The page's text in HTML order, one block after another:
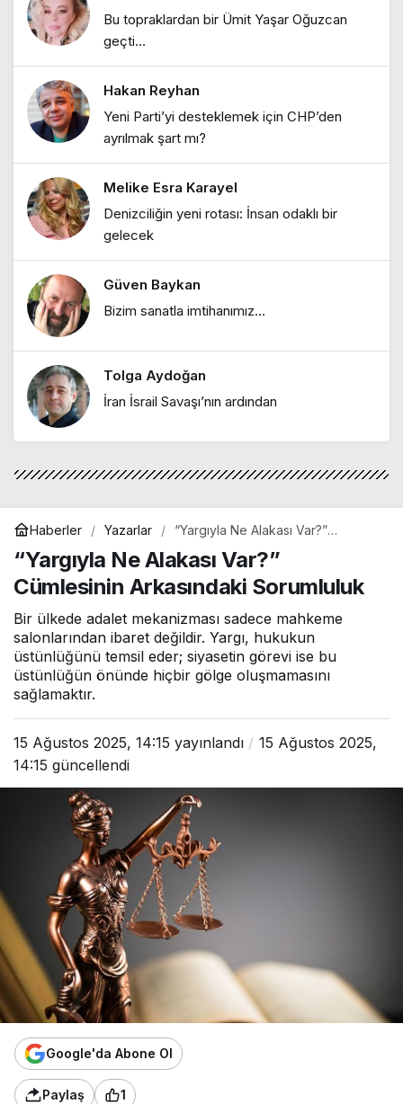
Ebru Bozcuk
"Bir zamanlar İstanbul: Eski İstanbul
meyhaneleri"
Ebru Bozcuk
"Lilith efsanesi"
Melike Esra Karayel
"İçimizdeki dalgalar: Öfke, denge ve
Ebru Bozcuk
"HEY ONBEŞLİ… Kınalı Kuzular"
Bu topraklardan bir Ümit Yaşar Oğuzcan
geçti…
Hakan Reyhan
Yeni Parti’yi desteklemek için CHP’den
ayrılmak şart mı?
Melike Esra Karayel
Denizciliğin yeni rotası: İnsan odaklı bir
gelecek
Güven Baykan
Bizim sanatla imtihanımız…
Tolga Aydoğan
İran İsrail Savaşı’nın ardından
Haberler Yazarlar
“Yargıyla Ne Alakası Var?”
“Yargıyla Ne Alakası Var?”
Cümlesinin Arkasındaki Sorumluluk
Bir ülkede adalet mekanizması sadece mahkeme
salonlarından ibaret değildir. Yargı, hukukun
üstünlüğünü temsil eder; siyasetin görevi ise bu
üstünlüğün önünde hiçbir gölge oluşmamasını
sağlamaktır.
15 Ağustos 2025, 14:15 yayınlandı
15 Ağustos 2025,
14:15 güncellendi
Google'da Abone Ol
Paylaş 1